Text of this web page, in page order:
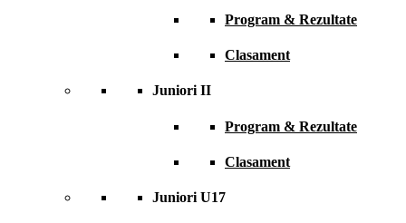
Program & Rezultate
Clasament
Juniori II
Program & Rezultate
Clasament
Juniori U17